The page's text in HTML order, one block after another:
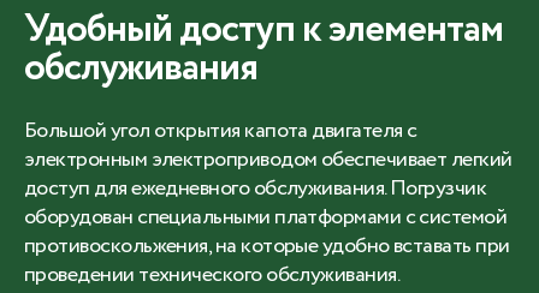
Удобный доступ к элементам
обслуживания
Большой угол открытия капота двигателя с
электронным электроприводом обеспечивает легкий
доступ для ежедневного обслуживания. Погрузчик
оборудован специальными платформами с системой
противоскольжения, на которые удобно вставать при
проведении технического обслуживания.